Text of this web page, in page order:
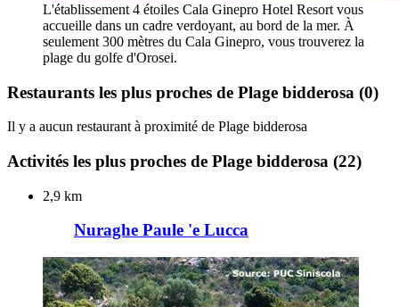
L'établissement 4 étoiles Cala Ginepro Hotel Resort vous
accueille dans un cadre verdoyant, au bord de la mer. À
seulement 300 mètres du Cala Ginepro, vous trouverez la
plage du golfe d'Orosei.
Restaurants les plus proches de Plage bidderosa (0)
Il y a aucun restaurant à proximité de Plage bidderosa
Activités les plus proches de Plage bidderosa (22)
2,9 km
Nuraghe Paule 'e Lucca